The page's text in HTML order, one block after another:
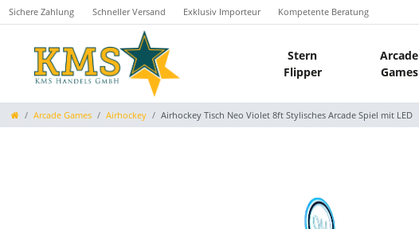
Sichere Zahlung Schneller Versand Exklusiv Importeur Kompetente Beratung
Stern
Flipper
Arcade
Games
Arcade Games Airhockey Airhockey Tisch Neo Violet 8ft Stylisches Arcade Spiel mit LED